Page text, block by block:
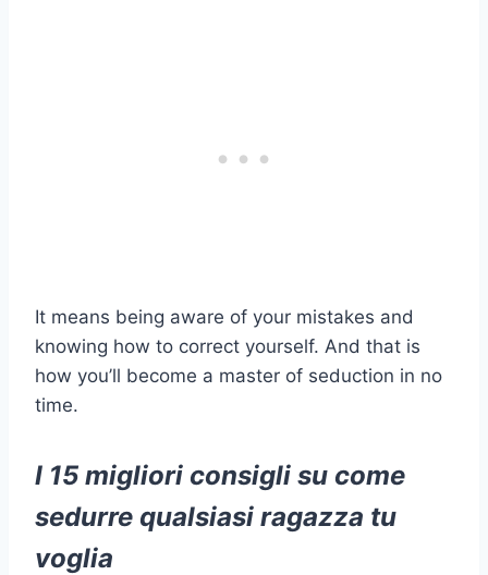
It means being aware of your mistakes and
knowing how to correct yourself. And that is
how you’ll become a master of seduction in no
time.
I 15 migliori consigli su come
sedurre qualsiasi ragazza tu
voglia